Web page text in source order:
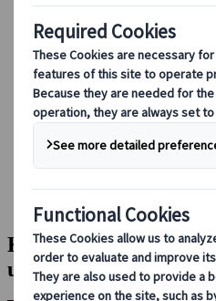
Saisonale Reisetipps
Highlights des Reiseziels
Kulturelle Einblicke
Kulinarische Erlebnisse
Entdecke Japan mit
Häufig gestellte Fragen
Wichtige Informationen
Etikette in Japan
Autofahren in Japan
Bei uns buchen
Japan Rail Pass
Unterkunft
Online-Beratung
Kyoto bei Nacht:
und Genuss